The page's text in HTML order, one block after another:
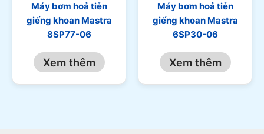
Máy bơm hoả tiễn
giếng khoan Mastra
8SP77-06
Xem thêm
Máy bơm hoả tiễn
giếng khoan Mastra
6SP30-06
Xem thêm